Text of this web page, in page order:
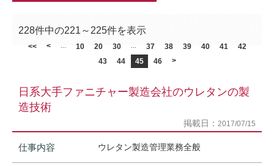
228件中の221～225件を表示
<< < 10 20 30 37 38 39 40 41
42
43
44 45 46 >
日系大手ファニチャー製造会社のウレタンの製
造技術
掲載日： 2017/07/15
仕事内容 ウレタン製造管理業務全般